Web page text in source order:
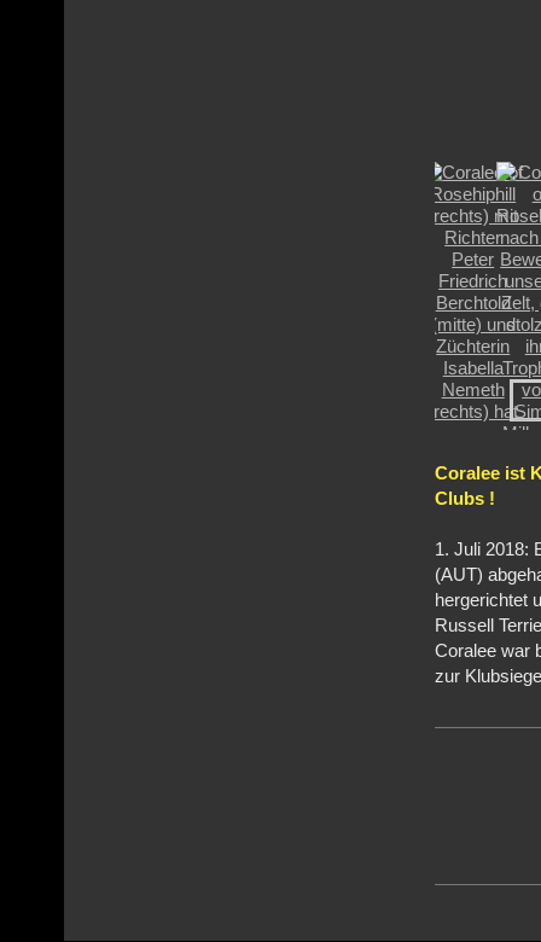
Coralee ist
Clubs !
1. Juli 2018:
(AUT)
hergerichtet
Russell
Coralee war
zur